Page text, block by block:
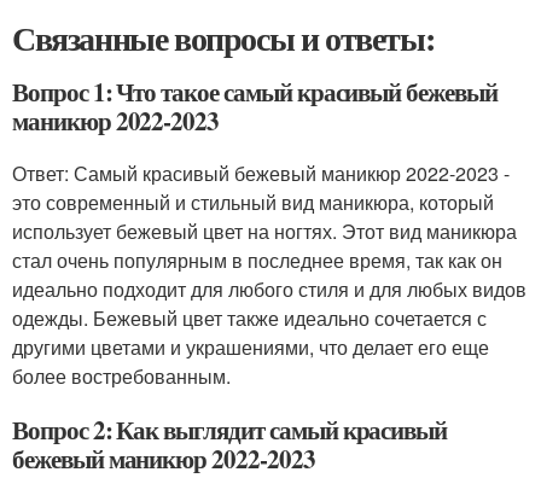
Связанные вопросы и ответы:
Вопрос 1: Что такое самый красивый бежевый
маникюр 2022-2023
Ответ: Самый красивый бежевый маникюр 2022-2023 -
это современный и стильный вид маникюра, который
использует бежевый цвет на ногтях. Этот вид маникюра
стал очень популярным в последнее время, так как он
идеально подходит для любого стиля и для любых видов
одежды. Бежевый цвет также идеально сочетается с
другими цветами и украшениями, что делает его еще
более востребованным.
Вопрос 2: Как выглядит самый красивый
бежевый маникюр 2022-2023